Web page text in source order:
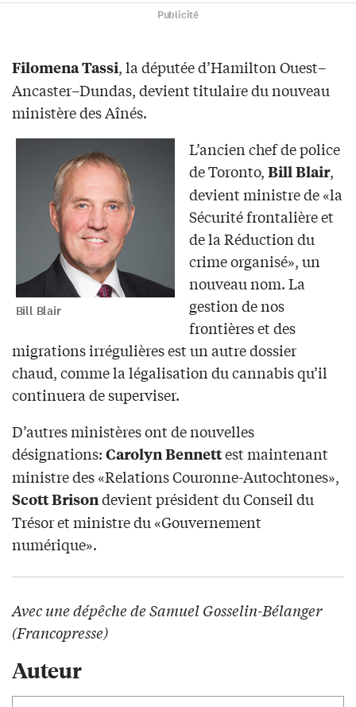
Publicité
Filomena Tassi, la députée d’Hamilton Ouest–
Ancaster–Dundas, devient titulaire du nouveau
ministère des Aînés.
Bill Blair
L’ancien chef de police
de Toronto, Bill Blair,
devient ministre de «la
Sécurité frontalière et
de la Réduction du
crime organisé», un
nouveau nom. La
gestion de nos
frontières et des
migrations irrégulières est un autre dossier
chaud, comme la légalisation du cannabis qu’il
continuera de superviser.
D’autres ministères ont de nouvelles
désignations: Carolyn Bennettest maintenant
ministre des «Relations Couronne-Autochtones»,
Scott Brisondevient président du Conseil du
Trésor et ministre du «Gouvernement
numérique».
Avec une dépêche de Samuel Gosselin-Bélanger
(Francopresse)
Auteur